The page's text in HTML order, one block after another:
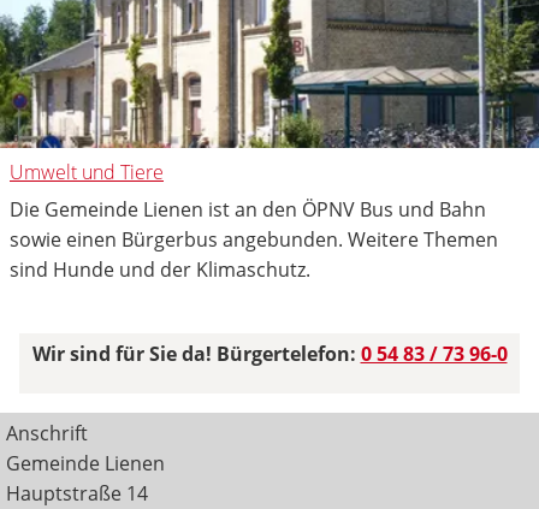
Umwelt und Tiere
Die Gemeinde Lienen ist an den ÖPNV Bus und Bahn
sowie einen Bürgerbus angebunden. Weitere Themen
sind Hunde und der Klimaschutz.
Wir sind für Sie da! Bürgertelefon: 0 54 83 / 73 96-0
Anschrift
Gemeinde Lienen
Hauptstraße 14